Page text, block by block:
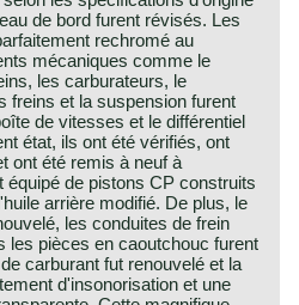
de bord furent révisés. Les
rechromé au
mécaniques comme le
les carburateurs, le
freins et la suspension furent
de vitesses et le différentiel
état, ils ont été vérifiés, ont
ont été remis à neuf à
équipé de pistons CP construits
arrière modifié. De plus, le
les conduites de frein
les pièces en caoutchouc furent
carburant fut renouvelé et la
d'insonorisation et une